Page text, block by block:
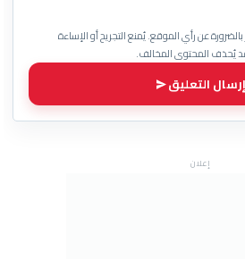
بالضرورة عن رأي الموقع. يُمنع التجريح أو الإساءة
يُحذف المحتوى المخالف.
إرسال التعليق
إعلان